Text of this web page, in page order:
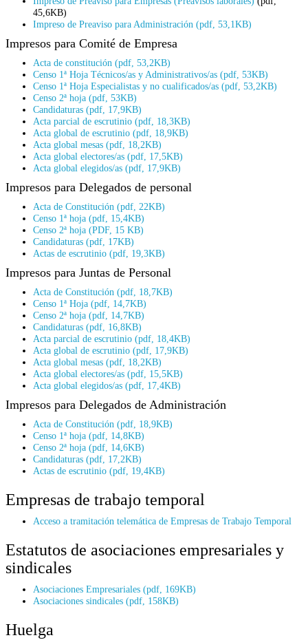
45,6KB)
Impreso de Preaviso para Administración (pdf, 53,1KB)
Impresos para Comité de Empresa
Acta de constitución (pdf, 53,2KB)
Censo 1ª Hoja Técnicos/as y Administrativos/as (pdf, 53KB)
Censo 1ª Hoja Especialistas y no cualificados/as (pdf, 53,2KB)
Censo 2ª hoja (pdf, 53KB)
Candidaturas (pdf, 17,9KB)
Acta parcial de escrutinio (pdf, 18,3KB)
Acta global de escrutinio (pdf, 18,9KB)
Acta global mesas (pdf, 18,2KB)
Acta global electores/as (pdf, 17,5KB)
Acta global elegidos/as (pdf, 17,9KB)
Impresos para Delegados de personal
Acta de Constitución (pdf, 22KB)
Censo 1ª hoja (pdf, 15,4KB)
Censo 2ª hoja (PDF, 15 KB)
Candidaturas (pdf, 17KB)
Actas de escrutinio (pdf, 19,3KB)
Impresos para Juntas de Personal
Acta de Constitución (pdf, 18,7KB)
Censo 1ª Hoja (pdf, 14,7KB)
Censo 2ª hoja (pdf, 14,7KB)
Candidaturas (pdf, 16,8KB)
Acta parcial de escrutinio (pdf, 18,4KB)
Acta global de escrutinio (pdf, 17,9KB)
Acta global mesas (pdf, 18,2KB)
Acta global electores/as (pdf, 15,5KB)
Acta global elegidos/as (pdf, 17,4KB)
Impresos para Delegados de Administración
Acta de Constitución (pdf, 18,9KB)
Censo 1ª hoja (pdf, 14,8KB)
Censo 2ª hoja (pdf, 14,6KB)
Candidaturas (pdf, 17,2KB)
Actas de escrutinio (pdf, 19,4KB)
Empresas de trabajo temporal
Acceso a tramitación telemática de Empresas de Trabajo Temporal
Estatutos de asociaciones empresariales y
sindicales
Asociaciones Empresariales (pdf, 169KB)
Asociaciones sindicales (pdf, 158KB)
Huelga